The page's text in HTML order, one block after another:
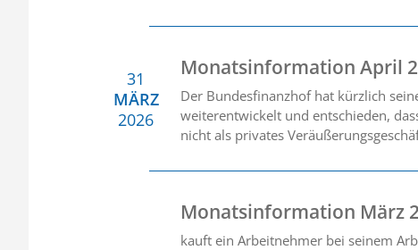
31
MÄRZ
2026
Monatsinformation April
Der Bundesfinanzhof hat kürzlich
weiterentwickelt und entschieden,
nicht als privates
Monatsinformation März
kauft ein Arbeitnehmer bei seinem